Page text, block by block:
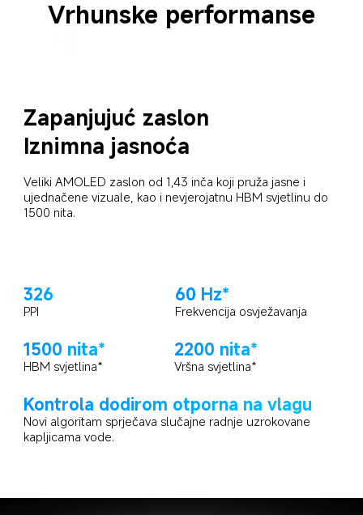
Vrhunske performanse
Zapanjujuć zaslon
Iznimna jasnoća
Veliki AMOLED zaslon od 1,43 inča koji pruža jasne i
ujednačene vizuale, kao i nevjerojatnu HBM svjetlinu do
1500 nita.
326
PPI
60 Hz*
Frekvencija osvježavanja
1500 nita*
HBM svjetlina*
2200 nita*
Vršna svjetlina*
Kontrola dodirom otporna na vlagu
Novi algoritam sprječava slučajne radnje uzrokovane
kapljicama vode.